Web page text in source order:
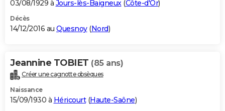
03/08/1929 à Jours-lès-Baigneux(Côte-d'Or)
Décès
14/12/2016 au Quesnoy(Nord)
Jeannine TOBIET (85 ans)
Créer une cagnotte obsèques
Naissance
15/09/1930 à Héricourt(Haute-Saône)